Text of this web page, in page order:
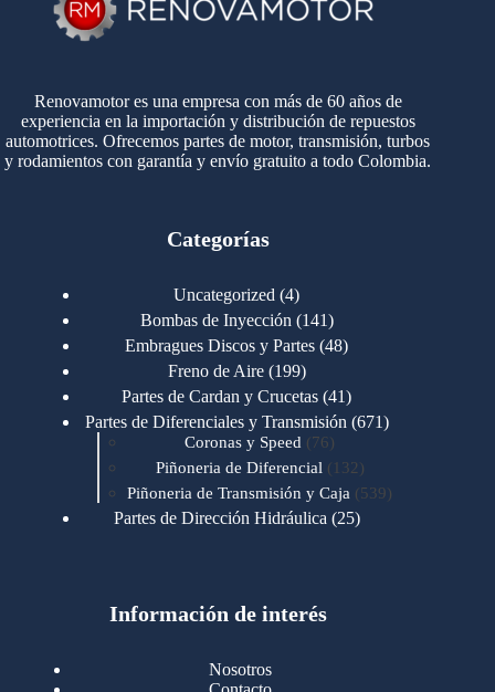
Renovamotor es una empresa con más de 60 años de
experiencia en la importación y distribución de repuestos
automotrices. Ofrecemos partes de motor, transmisión, turbos
y rodamientos con garantía y envío gratuito a todo Colombia.
Categorías
Uncategorized 44
productos
Bombas de Inyección 141141
productos
Embragues Discos y Partes 4848
Freno de Aire 199199
productos
Partes de Cardan y Crucetas 4141
productos
Partes de Diferenciales y Transmisión 671671
Coronas y Speed 7676
productos
Piñoneria de Diferencial 132 132
productos
Piñoneria de Transmisión y Caja 539539
Partes de Dirección Hidráulica 2525
Motores Cummins 723
Cummins B/C 855
Información de interés
Nosotros